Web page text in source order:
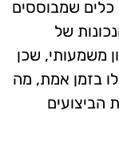
כלים שמבוססים
של
משמעותי, שכן
בזמן אמת, מה
הביצועים